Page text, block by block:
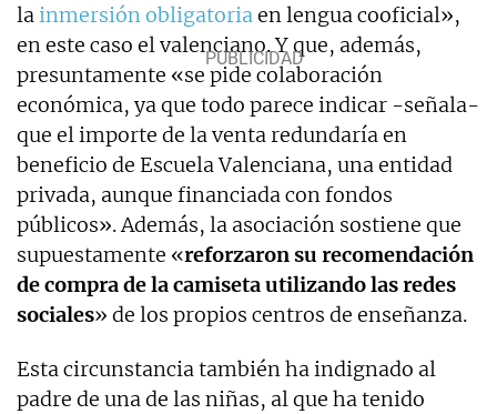
lainmersión obligatoriaen lengua cooficial»,
en este caso el valenciano. Y que, además,
presuntamente «se pide colaboración
económica, ya que todo parece indicar -señala-
que el importe de la venta redundaría en
beneficio de Escuela Valenciana, una entidad
privada, aunque financiada con fondos
públicos». Además, la asociación sostiene que
supuestamente «reforzaron su recomendación
de compra de la camiseta utilizando las redes
sociales» de los propios centros de enseñanza.
Esta circunstancia también ha indignado al
padre de una de las niñas, al que ha tenido